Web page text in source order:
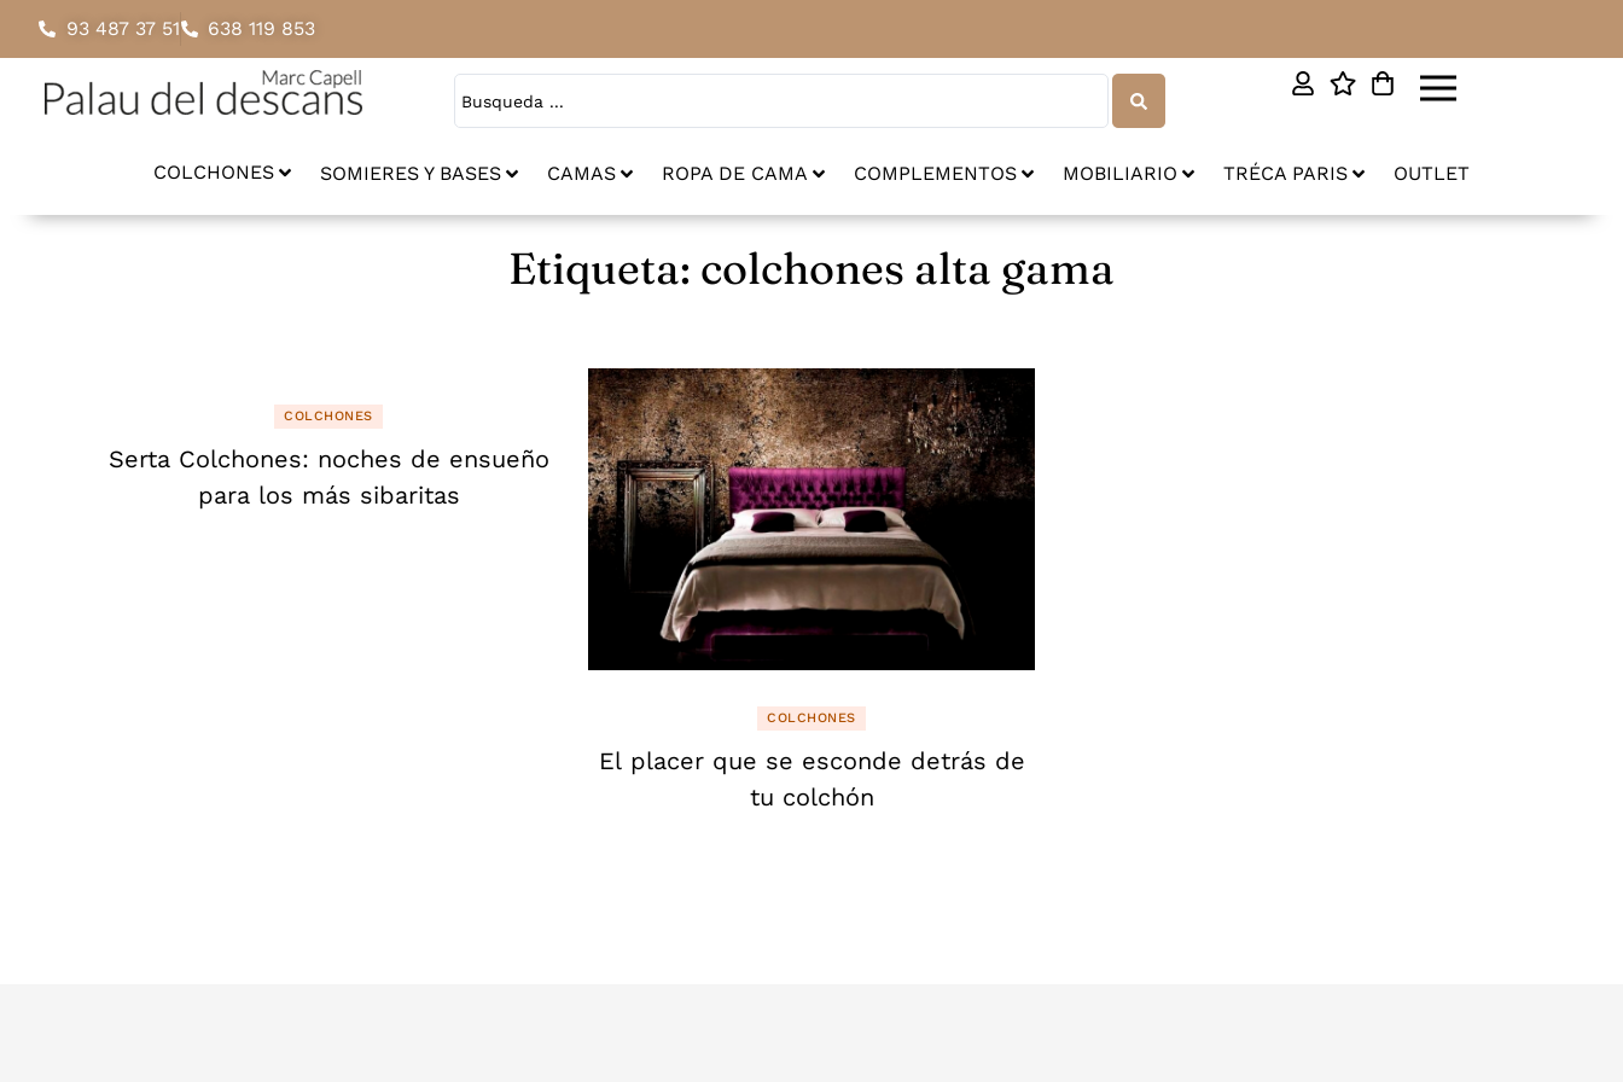
93 487 37 51 638 119 853
COLCHONES SOMIERES Y BASES CAMAS ROPA DE CAMA COMPLEMENTOS MOBILIARIO TRÉCA PARIS OUTLET
Etiqueta: colchones alta gama
COLCHONES
Serta Colchones: noches de ensueño
para los más sibaritas
COLCHONES
El placer que se esconde detrás de
tu colchón